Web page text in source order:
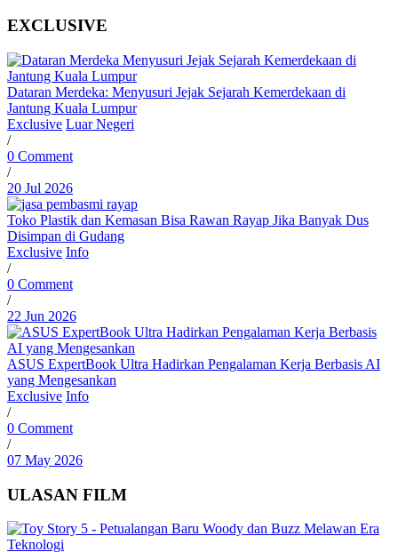
EXCLUSIVE
Dataran Merdeka: Menyusuri Jejak Sejarah Kemerdekaan di
Jantung Kuala Lumpur
Exclusive Luar Negeri
/
0 Comment
/
20 Jul 2026
Toko Plastik dan Kemasan Bisa Rawan Rayap Jika Banyak Dus
Disimpan di Gudang
Exclusive Info
/
0 Comment
/
22 Jun 2026
ASUS ExpertBook Ultra Hadirkan Pengalaman Kerja Berbasis AI
yang Mengesankan
Exclusive Info
/
0 Comment
/
07 May 2026
ULASAN FILM